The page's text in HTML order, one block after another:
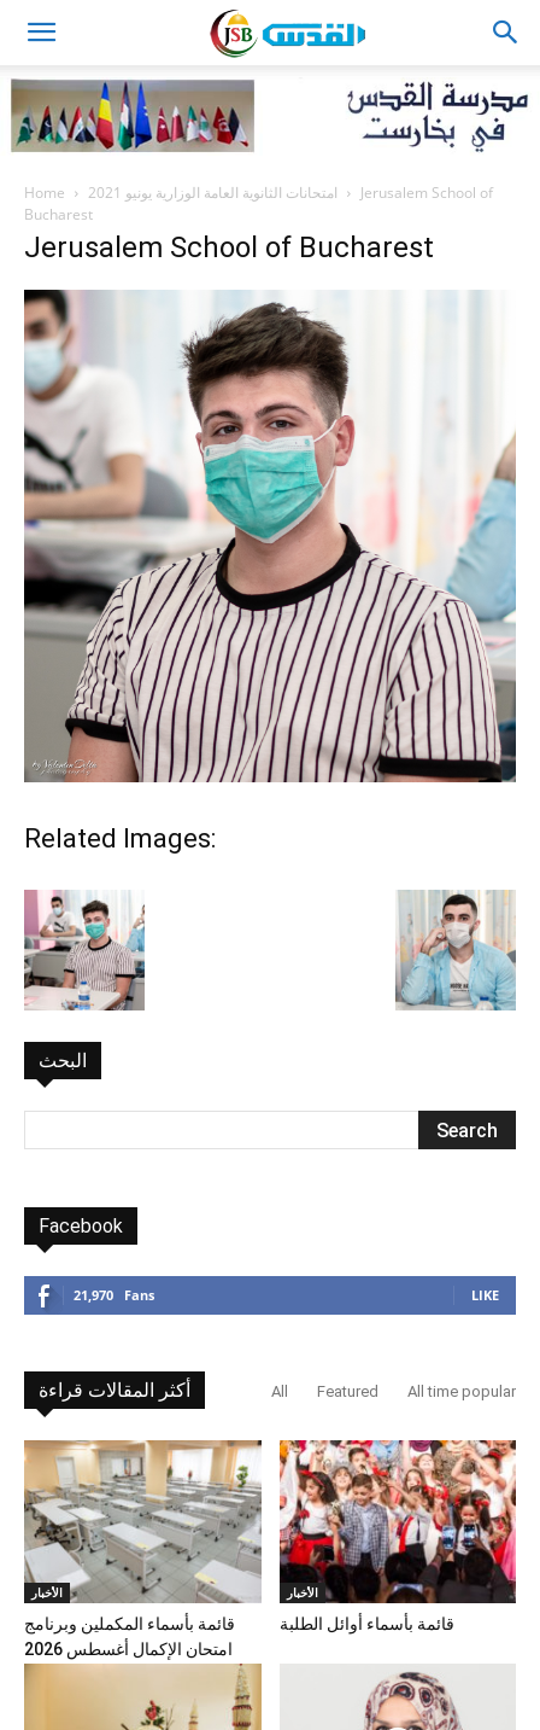
Home امتحانات الثانوية العامة الوزارية يونيو 2021
Jerusalem School of
Bucharest
Jerusalem School of Bucharest
Related Images:
البحث
Facebook
21,970 Fans LIKE
أكثر المقالات قراءة All Featured All time popular
الأخبار
قائمة بأسماء المكملين وبرنامج
امتحان الإكمال أغسطس 2026
الأخبار
قائمة بأسماء أوائل الطلبة